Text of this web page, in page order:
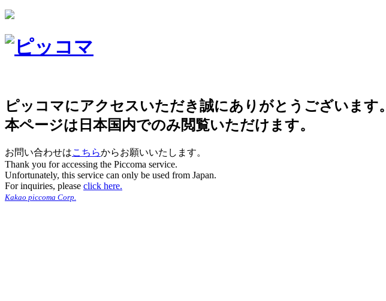
ピッコマにアクセスいただき誠にありがとうございます。
本ページは日本国内でのみ閲覧いただけます。
お問い合わせはこちらからお願いいたします。
Thank you for accessing the Piccoma service.
Unfortunately, this service can only be used from Japan.
For inquiries, please click here.
Kakao piccoma Corp.